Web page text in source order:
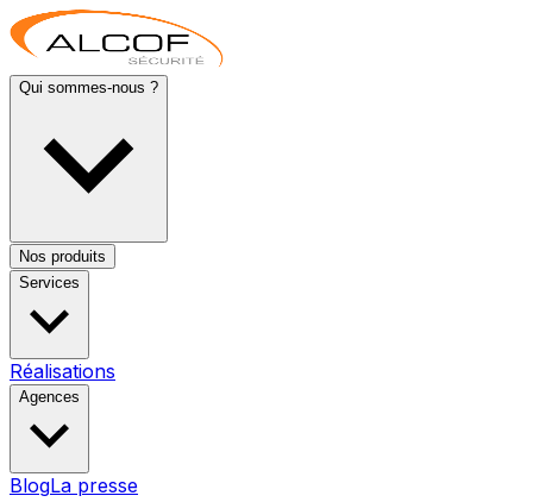
Qui sommes-nous ?
Nos produits
Services
Réalisations
Agences
BlogLa presse